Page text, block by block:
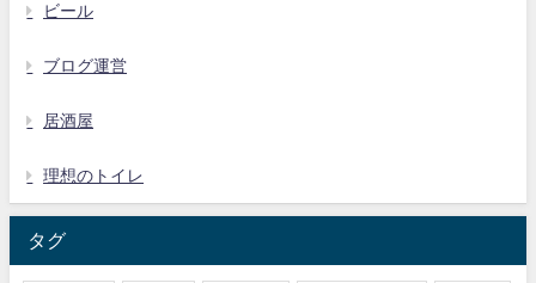
ビール
ブログ運営
居酒屋
理想のトイレ
タグ